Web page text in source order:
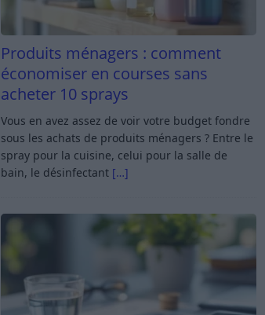
Produits ménagers : comment
économiser en courses sans
acheter 10 sprays
Vous en avez assez de voir votre budget fondre
sous les achats de produits ménagers ? Entre le
spray pour la cuisine, celui pour la salle de
bain, le désinfectant […]